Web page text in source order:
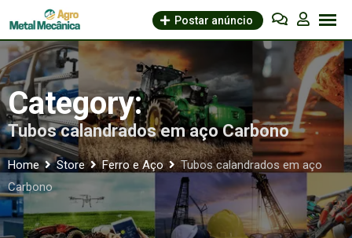
to
content
Postar anúncio
Category:
Tubos calandrados em aço Carbono
Home Store Ferro e Aço
Tubos calandrados em aço
Carbono